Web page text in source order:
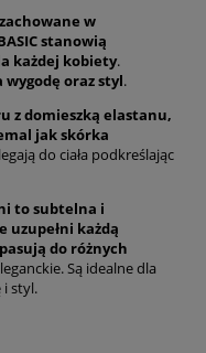
w
stanowią
każdej kobiety.
wygodę oraz styl.
z domieszką elastanu,
jak skórka
do ciała podkreślając
to subtelna i
uzupełni każdą
do różnych
Są idealne dla
i styl.